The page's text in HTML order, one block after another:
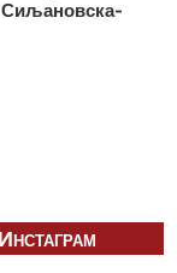
Сиљановска-